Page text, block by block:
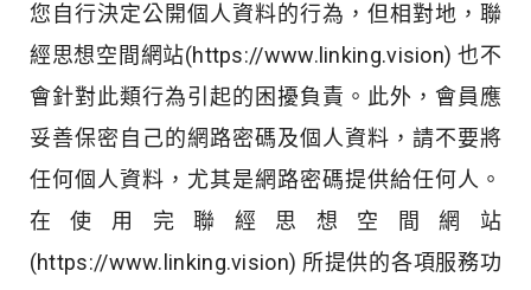
您自行決定公開個人資料的行為，但相對地，聯
經思想空間網站(https://www.linking.vision) 也不
會針對此類行為引起的困擾負責。此外，會員應
妥善保密自己的網路密碼及個人資料，請不要將
任何個人資料，尤其是網路密碼提供給任何人。
在使用完聯經思想空間網站
(https://www.linking.vision) 所提供的各項服務功